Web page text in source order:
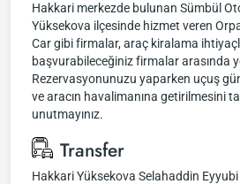
Hakkari merkezde bulunan Sümbül
Yüksekova ilçesinde hizmet veren
Car gibi firmalar, araç kiralama
başvurabileceğiniz firmalar arasında
Rezervasyonunuzu yaparken uçuş
ve aracın havalimanına getirilmesini
unutmayınız.
Transfer
Hakkari Yüksekova Selahaddin